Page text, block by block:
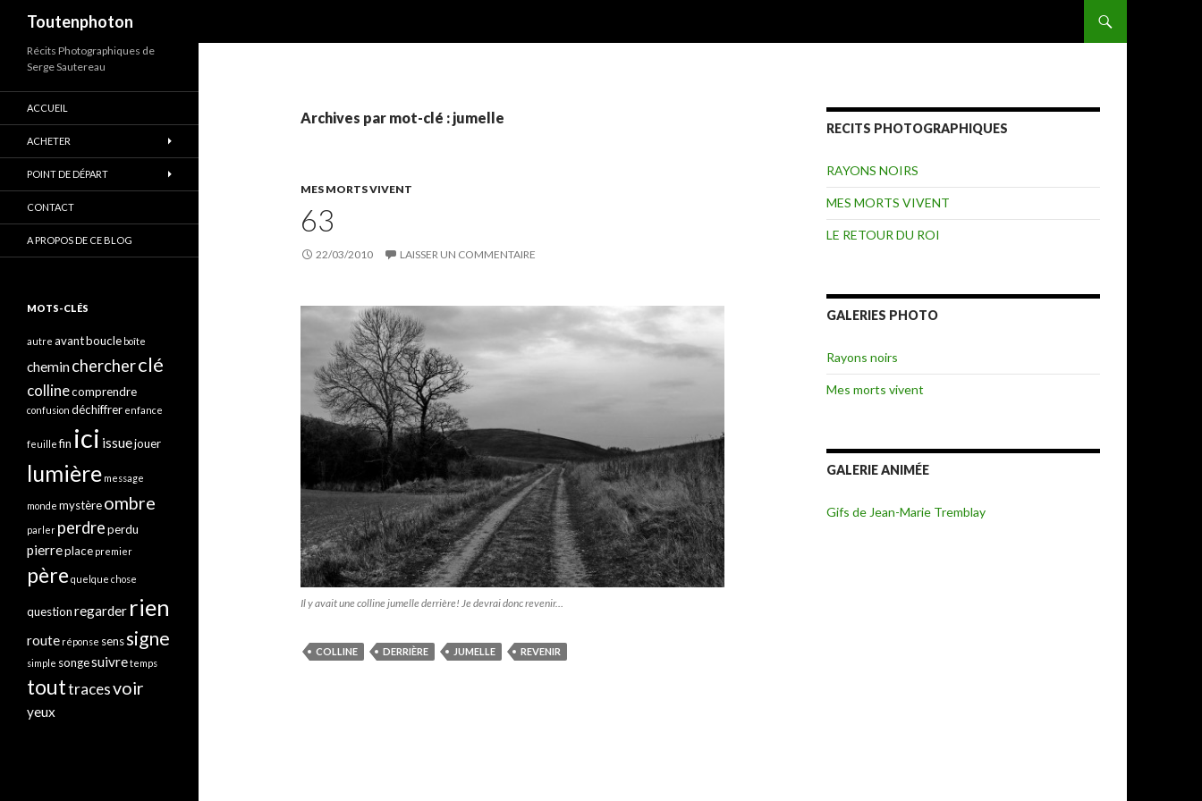
Toutenphoton
Archives par mot-clé : jumelle
MES MORTS VIVENT
63
22/03/2010 LAISSER UN COMMENTAIRE
Il y avait une colline jumelle derrière! Je devrai donc revenir…
COLLINE DERRIÈRE JUMELLE REVENIR
RECITS PHOTOGRAPHIQUES
RAYONS NOIRS
MES MORTS VIVENT
LE RETOUR DU ROI
GALERIES PHOTO
Rayons noirs
Mes morts vivent
GALERIE ANIMÉE
Gifs de Jean-Marie Tremblay
Récits Photographiques de
Serge Sautereau
ACCUEIL
ACHETER
POINT DE DÉPART
CONTACT
A PROPOS DE CE BLOG
MOTS-CLÉS
autre avantboucle boîte
cheminchercherclé
collinecomprendre
confusion déchiffrer enfance
feuille fin ici issuejouer
lumière message
monde mystèreombre
parler perdreperdu
pierreplace premier
père quelque chose
questionregarder rien
route réponse senssigne
simple songesuivretemps
touttracesvoir
yeux